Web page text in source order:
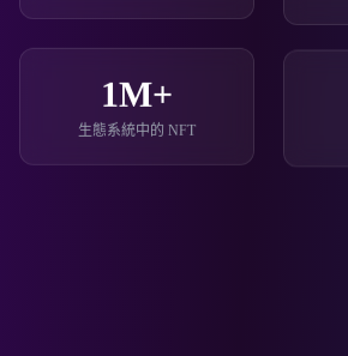
1M+
生態系統中的 NFT